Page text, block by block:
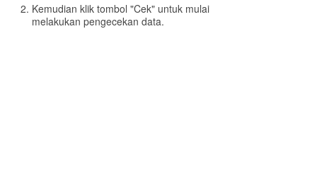
Kemudian klik tombol "Cek" untuk mulai
melakukan pengecekan data.